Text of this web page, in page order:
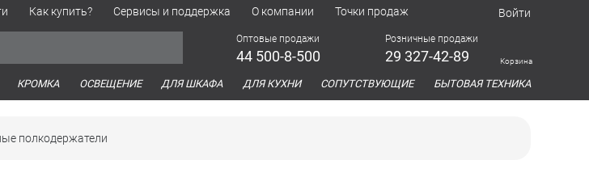
Как купить? Сервисы и поддержка О компании Точки продаж Войти
Оптовые продажи
44 500-8-500
Розничные продажи
29 327-42-89 Корзина
КРОМКА ОСВЕЩЕНИЕ ДЛЯ ШКАФА ДЛЯ КУХНИ СОПУТСТВУЮЩИЕ БЫТОВАЯ ТЕХНИКА
полкодержатели